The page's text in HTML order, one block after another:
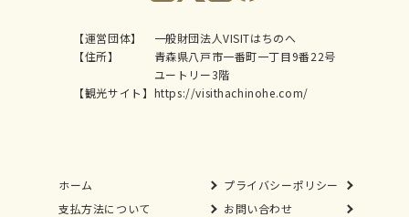
【運営団体】
一般財団法人VISITはちのへ
【住所】
青森県八戸市一番町一丁目9番22号
ユートリー3階
【観光サイト】 https://visithachinohe.com/
ホーム
プライバシーポリシー
支払方法について
お問い合わせ